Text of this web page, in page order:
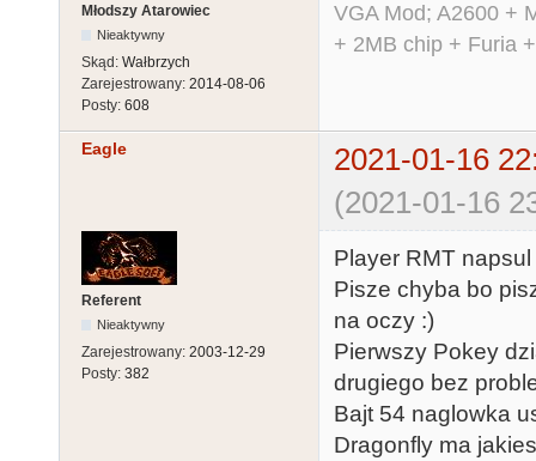
Młodszy Atarowiec
Nieaktywny
Skąd: Wałbrzych
Zarejestrowany: 2014-08-06
Posty: 608
VGA Mod; A2600 +
+ 2MB chip + Furia
Eagle
2021-01-16
(2021-01-16
Referent
Nieaktywny
Zarejestrowany: 2003-12-29
Posty: 382
Player RMT
Pisze chyba bo
na oczy :)
Pierwszy Pokey
drugiego bez
Bajt 54 naglowka
Dragonfly ma